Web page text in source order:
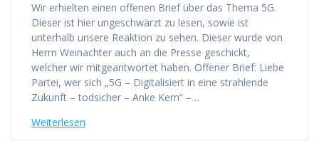
Wir erhielten einen offenen Brief über das Thema 5G.
Dieser ist hier ungeschwärzt zu lesen, sowie ist
unterhalb unsere Reaktion zu sehen. Dieser wurde von
Herrn Weinachter auch an die Presse geschickt,
welcher wir mitgeantwortet haben. Offener Brief: Liebe
Partei, wer sich „5G – Digitalisiert in eine strahlende
Zukunft – todsicher – Anke Kern“ –…
Weiterlesen